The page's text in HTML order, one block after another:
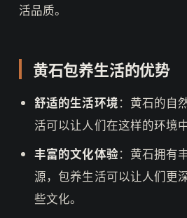
活品质。
黄石包养生活的优势
舒适的生活环境：黄石的自
活可以让人们在这样的环境
丰富的文化体验：黄石拥有
源，包养生活可以让人们更
些文化。